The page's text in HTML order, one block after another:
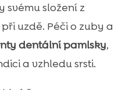
svému složení z
uzdě. Péči o zuby a
dentální pamlsky,
a vzhledu srsti.